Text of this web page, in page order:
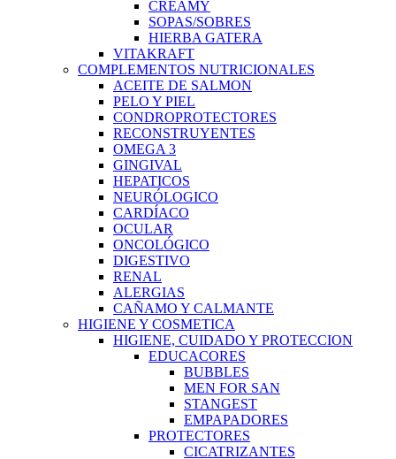
CREAMY
SOPAS/SOBRES
HIERBA GATERA
VITAKRAFT
COMPLEMENTOS NUTRICIONALES
ACEITE DE SALMON
PELO Y PIEL
CONDROPROTECTORES
RECONSTRUYENTES
OMEGA 3
GINGIVAL
HEPATICOS
NEURÓLOGICO
CARDÍACO
OCULAR
ONCOLÓGICO
DIGESTIVO
RENAL
ALERGIAS
CAÑAMO Y CALMANTE
HIGIENE Y COSMETICA
HIGIENE, CUIDADO Y PROTECCION
EDUCACORES
BUBBLES
MEN FOR SAN
STANGEST
EMPAPADORES
PROTECTORES
CICATRIZANTES